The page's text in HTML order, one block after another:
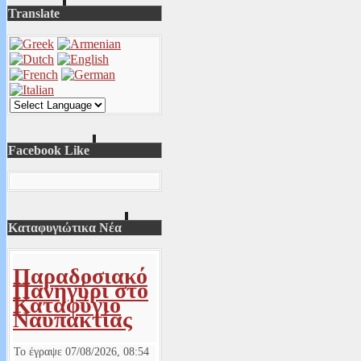
Translate
Facebook Like
Καταφυγιώτικα Νέα
Παραδοσιακό
Πανηγύρι στο
Καταφύγιο
Ναυπακτίας
Το έγραψε 07/08/2026, 08:54